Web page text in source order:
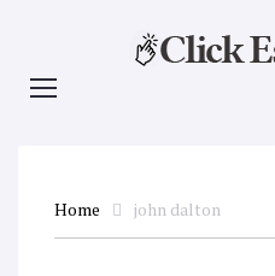
Home john dalton